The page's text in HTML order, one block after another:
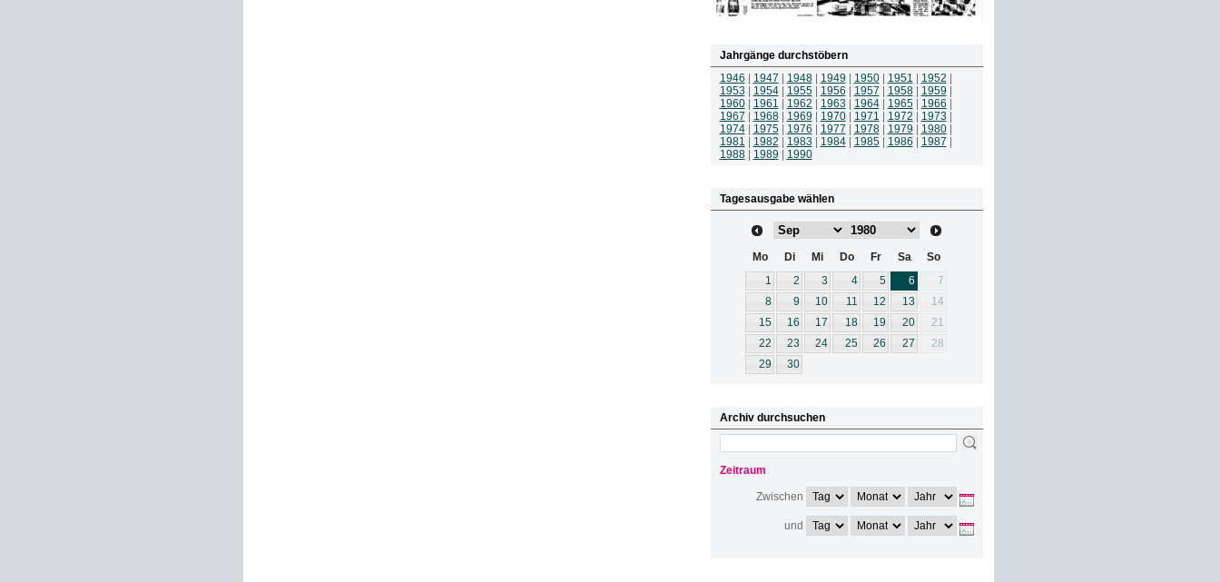
Jahrgänge durchstöbern
1946
1947 1948| 1949 1950| 1951 1952
1953
1954| 1955| 1956 1957 1958| 1959
1960| 1961 1962 1963 1964| 1965| 1966
1967
1968| 1969 1970| 1971 1972 1973
1974| 1975| 1976 1977 1978| 1979 1980|
1981
1982 1983 1984| 1985| 1986 1987
1988| 1989 1990
Tagesausgabe wählen
Mo Di Mi Do Fr Sa
So
1
2 3 4 5 6
7
8
9 10 11 12 13
14
15
16 17 18 19 20
21
22
23 24 25 26 27
28
29
30
Archiv durchsuchen
Zeitraum
Zwischen
und